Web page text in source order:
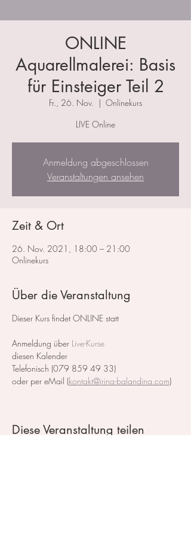
ONLINE
Aquarellmalerei: Basis
für Einsteiger Teil 2
Fr., 26. Nov.
  |
Onlinekurs
LIVE Online
Anmeldung abgeschlossen
Veranstaltungen ansehen
Zeit & Ort
26. Nov. 2021, 18:00 – 21:00
Onlinekurs
Über die Veranstaltung
Dieser Kurs findet ONLINE statt
Anmeldung über Live-Kurse
diesen Kalender
Telefonisch (079 859 49 33)
oder per eMail (kontakt@irina-balandina.com)
Diese Veranstaltung teilen